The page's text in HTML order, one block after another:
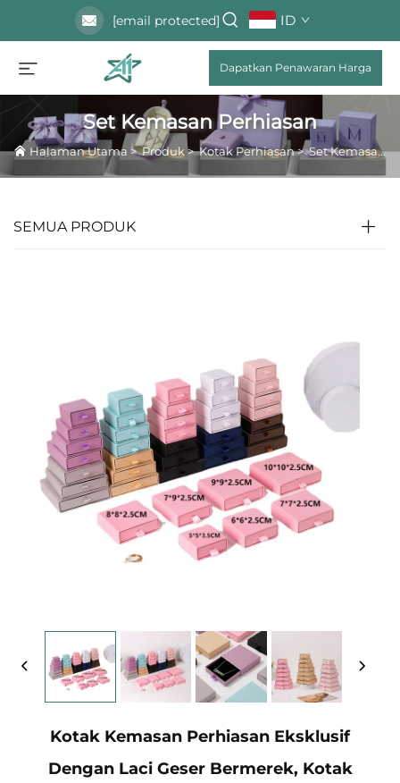
[email protected] ID
Dapatkan Penawaran Harga
Set Kemasan Perhiasan
Halaman Utama >Produk>Kotak Perhiasan>Set Kemasan Perhiasan
SEMUA PRODUK
Kotak Kemasan Perhiasan Eksklusif
Dengan Laci Geser Bermerek, Kotak